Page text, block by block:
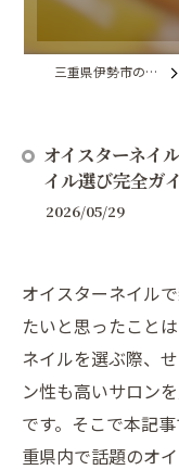
三重県伊勢市のネイルならnail salon grow
オイスターネイ
イル選び完全ガ
2026/05/29
オイスターネイル
たいと思ったこと
ネイルを選ぶ際、
ン性も高いサロン
です。そこで本記
重県内で話題のオ